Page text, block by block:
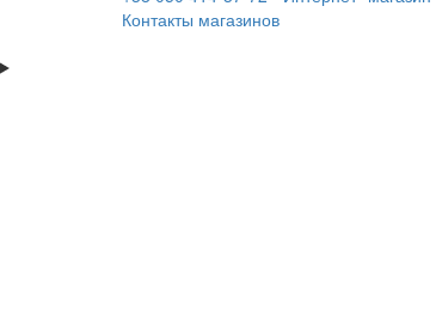
Контакты магазинов